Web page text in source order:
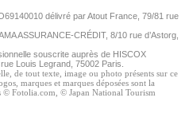
délivré par Atout France, 79/81 rue
ASSURANCE-CRÉDIT, 8/10 rue d’Astorg,
souscrite auprès de HISCOX
Louis Legrand, 75002 Paris.
de tout texte, image ou photo présents sur ce
marques et marques déposées sont la
© Fotolia.com, © Japan National Tourism